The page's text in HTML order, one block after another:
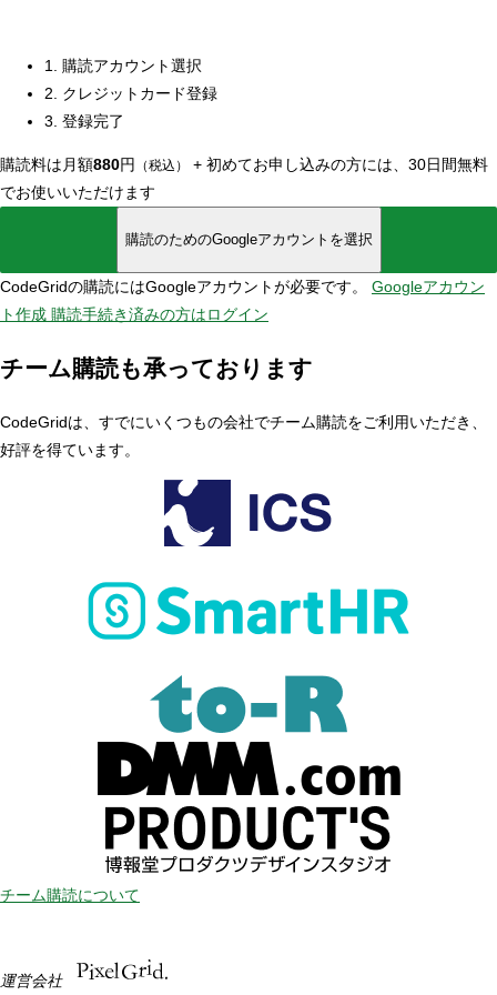
1. 購読アカウント選択
2. クレジットカード登録
3. 登録完了
購読料は月額880円 （税込） + 初めてお申し込みの方には、30日間無料
でお使いいただけます
購読のためのGoogleアカウントを選択
CodeGridの購読にはGoogleアカウントが必要です。 Googleアカウン
ト作成 購読手続き済みの方はログイン
チーム購読も承っております
CodeGridは、すでにいくつもの会社でチーム購読をご利用いただき、
好評を得ています。
チーム購読について
運営会社